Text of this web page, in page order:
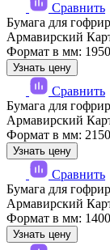
Сравнить
Бумага для
Армавирский
Формат в мм: 1950
Узнать цену
Сравнить
Бумага для
Армавирский
Формат в мм: 2150
Узнать цену
Сравнить
Бумага для
Армавирский
Формат в мм: 1400
Узнать цену